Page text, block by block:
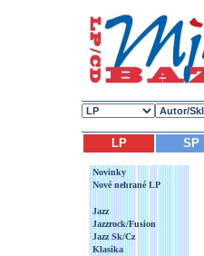
LP SP
Novinky
Nové nehrané LP
Jazz
Jazzrock/Fusion
Jazz Sk/Cz
Klasika